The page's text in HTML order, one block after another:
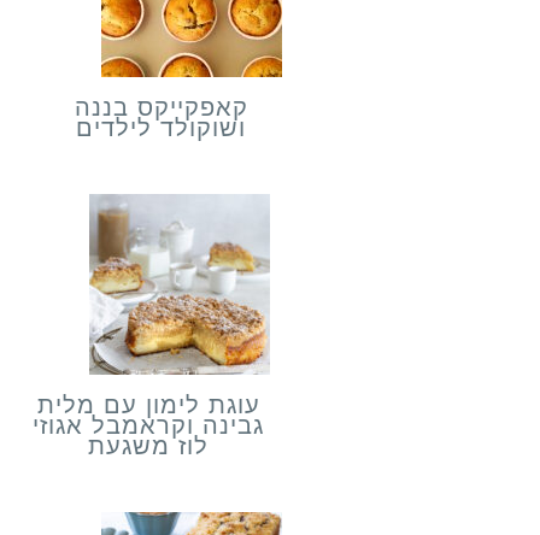
קאפקייקס בננה
ושוקולד לילדים
עוגת לימון עם מלית
גבינה וקראמבל אגוזי
לוז משגעת